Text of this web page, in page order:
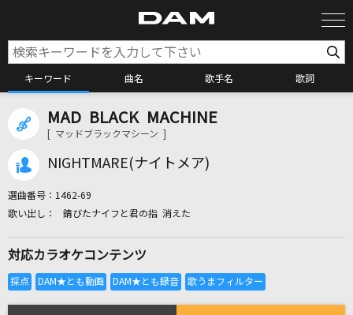
キーワード 曲名 歌手名 歌詞
カラオケ検索
カラオケ店舗検索
全国りれき
MAD BLACK MACHINE
[ マッドブラックマシーン ]
NIGHTMARE(ナイトメア)
選曲番号： 1462-69
錆びたナイフと君の指 消えた
対応カラオケコンテンツ